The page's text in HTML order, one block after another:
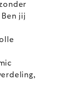
jij